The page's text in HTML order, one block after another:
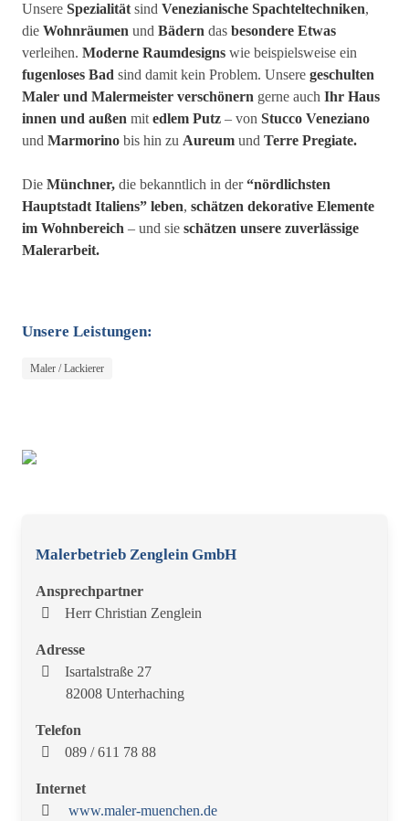
Unsere Spezialität sind Venezianische Spachteltechniken,
die Wohnräumen und Bädern das besondere Etwas
verleihen. Moderne Raumdesigns wie beispielsweise ein
fugenloses Bad sind damit kein Problem. Unsere geschulten
Maler und Malermeister verschönern gerne auch Ihr Haus
innen und außen mit edlem Putz – von Stucco Veneziano
und Marmorino bis hin zu Aureum und Terre Pregiate.
Die Münchner, die bekanntlich in der“nördlichsten
Hauptstadt Italiens” leben, schätzen dekorative Elemente
im Wohnbereich – und sie schätzen unsere zuverlässige
Malerarbeit.
Unsere Leistungen:
Maler / Lackierer
Malerbetrieb Zenglein GmbH
Ansprechpartner
Herr Christian Zenglein
Adresse
Isartalstraße 27
82008 Unterhaching
Telefon
089 / 611 78 88
Internet
www.maler-muenchen.de